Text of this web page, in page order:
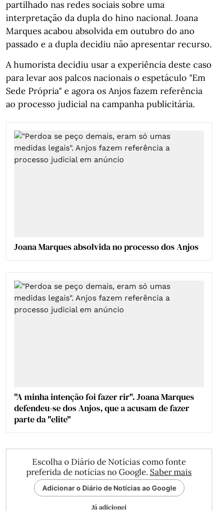
partilhado nas redes sociais sobre uma
interpretação da dupla do hino nacional. Joana
Marques acabou absolvida em outubro do ano
passado e a dupla decidiu não apresentar recurso.
A humorista decidiu usar a experiência deste caso
para levar aos palcos nacionais o espetáculo "Em
Sede Própria" e agora os Anjos fazem referência
ao processo judicial na campanha publicitária.
Joana Marques absolvida no processo dos Anjos
"A minha intenção foi fazer rir". Joana Marques
defendeu-se dos Anjos, que a acusam de fazer
parte da "elite"
Escolha o Diário de Notícias como fonte
preferida de notícias no Google. Saber mais
Adicionar o Diário de Notícias ao Google
Já adicionei